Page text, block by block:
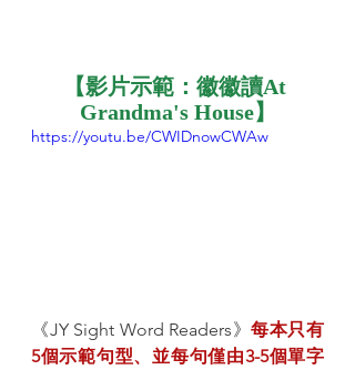
【影片示範：徽徽讀At
Grandma's House】
https://youtu.be/CWIDnowCWAw
《JY Sight Word Readers》每本只有
5個示範句型、並每句僅由3-5個單字